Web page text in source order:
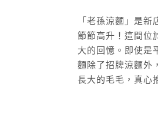
「老孫涼麵」是
節節高升！這間位
大的回憶。即使是
麵除了招牌涼麵外
長大的毛毛，真心